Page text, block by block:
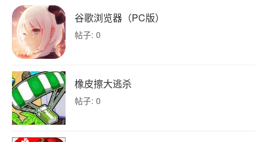
谷歌浏览器（PC版）
帖子: 0
橡皮擦大逃杀
帖子: 0